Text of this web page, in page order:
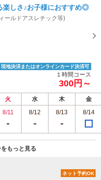
楽しさ♪お子様におすすめ◎
ールドアスレチック等)
現地決済またはオンラインカード決済可
１時間コース
300円～
火 水 木
金
8/11 8/12 8/13 8/14
もっと見る
ネット予約OK